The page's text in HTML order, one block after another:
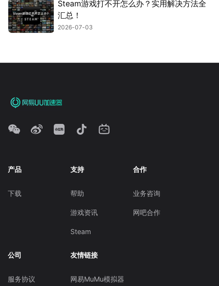
Steam游戏打不开怎么办？实用解决方法全
汇总！
2026-07-03
产品
下载
支持
帮助
游戏资讯
Steam
合作
业务咨询
网吧合作
公司
服务协议
友情链接
网易MuMu模拟器